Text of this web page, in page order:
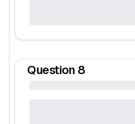
Question 8